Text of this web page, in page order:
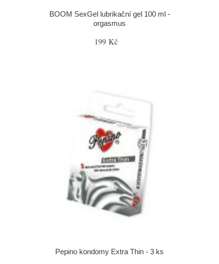
BOOM SexGel lubrikační gel 100 ml -
orgasmus
199 Kč
Pepino kondomy Extra Thin - 3 ks